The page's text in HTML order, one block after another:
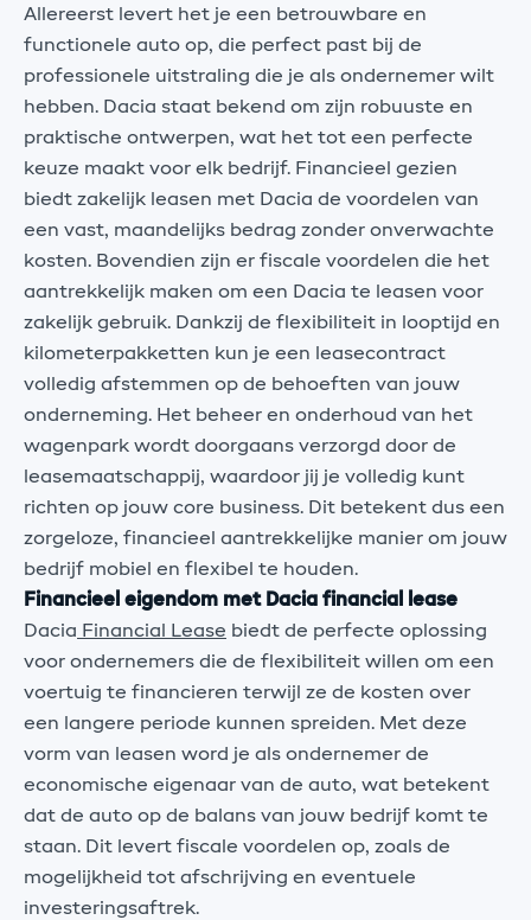
Allereerst levert het je een betrouwbare en
functionele auto op, die perfect past bij de
professionele uitstraling die je als ondernemer wilt
hebben. Dacia staat bekend om zijn robuuste en
praktische ontwerpen, wat het tot een perfecte
keuze maakt voor elk bedrijf. Financieel gezien
biedt zakelijk leasen met Dacia de voordelen van
een vast, maandelijks bedrag zonder onverwachte
kosten. Bovendien zijn er fiscale voordelen die het
aantrekkelijk maken om een Dacia te leasen voor
zakelijk gebruik. Dankzij de flexibiliteit in looptijd en
kilometerpakketten kun je een leasecontract
volledig afstemmen op de behoeften van jouw
onderneming. Het beheer en onderhoud van het
wagenpark wordt doorgaans verzorgd door de
leasemaatschappij, waardoor jij je volledig kunt
richten op jouw core business. Dit betekent dus een
zorgeloze, financieel aantrekkelijke manier om jouw
bedrijf mobiel en flexibel te houden.
Financieel eigendom met Dacia financial lease
Dacia Financial Lease biedt de perfecte oplossing
voor ondernemers die de flexibiliteit willen om een
voertuig te financieren terwijl ze de kosten over
een langere periode kunnen spreiden. Met deze
vorm van leasen word je als ondernemer de
economische eigenaar van de auto, wat betekent
dat de auto op de balans van jouw bedrijf komt te
staan. Dit levert fiscale voordelen op, zoals de
mogelijkheid tot afschrijving en eventuele
investeringsaftrek.